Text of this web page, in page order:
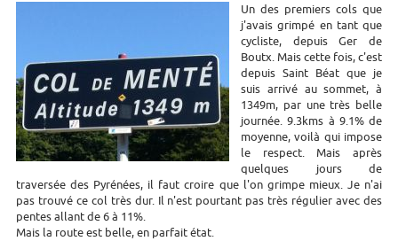
Un des premiers cols que
j'avais grimpé en tant que
cycliste, depuis Ger de
Boutx. Mais cette fois, c'est
depuis Saint Béat que je
suis arrivé au sommet, à
1349m, par une très belle
journée. 9.3kms à 9.1% de
moyenne, voilà qui impose
le respect. Mais après
quelques jours de
traversée des Pyrénées, il faut croire que l'on grimpe mieux. Je n'ai
pas trouvé ce col très dur. Il n'est pourtant pas très régulier avec des
pentes allant de 6 à 11%.
Mais la route est belle, en parfait état.